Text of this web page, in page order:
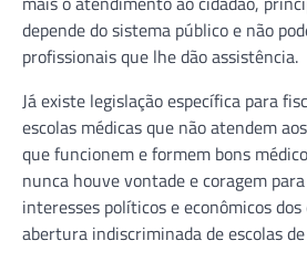
depende do sistema público e não
profissionais que lhe dão assistência.
Já existe legislação específica para
escolas médicas que não atendem
que funcionem e formem bons
nunca houve vontade e coragem
interesses políticos e econômicos
abertura indiscriminada de escolas